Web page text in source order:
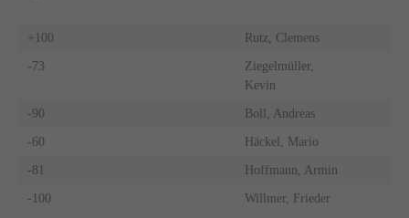
+100 Rutz, Clemens
-73
Ziegelmüller,
Kevin
-90 Boll, Andreas
-60 Häckel, Mario
-81 Hoffmann, Armin
-100 Willmer, Frieder